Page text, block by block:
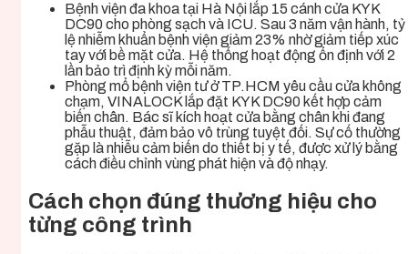
Bệnh viện đa khoa tại Hà Nội lắp 15 cánh cửa KYK
DC90 cho phòng sạch và ICU. Sau 3 năm vận hành, tỷ
lệ nhiễm khuẩn bệnh viện giảm 23% nhờ giảm tiếp xúc
tay với bề mặt cửa. Hệ thống hoạt động ổn định với 2
lần bảo trì định kỳ mỗi năm.
Phòng mổ bệnh viện tư ở TP.HCM yêu cầu cửa không
chạm, VINALOCK lắp đặt KYK DC90 kết hợp cảm
biến chân. Bác sĩ kích hoạt cửa bằng chân khi đang
phẫu thuật, đảm bảo vô trùng tuyệt đối. Sự cố thường
gặp là nhiễu cảm biến do thiết bị y tế, được xử lý bằng
cách điều chỉnh vùng phát hiện và độ nhạy.
Cách chọn đúng thương hiệu cho
từng công trình